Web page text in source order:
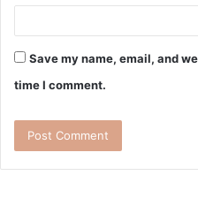
Save my name, email, and
time I comment.